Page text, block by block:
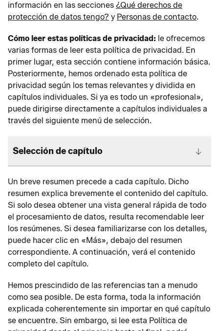
información en las secciones ¿Qué derechos de
protección de datos tengo? y Personas de contacto.
Cómo leer estas políticas de privacidad: le ofrecemos
varias formas de leer esta política de privacidad. En
primer lugar, esta sección contiene información básica.
Posteriormente, hemos ordenado esta política de
privacidad según los temas relevantes y dividida en
capítulos individuales. Si ya es todo un «profesional»,
puede dirigirse directamente a capítulos individuales a
través del siguiente menú de selección.
Selección de capítulo
Un breve resumen precede a cada capítulo. Dicho
resumen explica brevemente el contenido del capítulo.
Si solo desea obtener una vista general rápida de todo
el procesamiento de datos, resulta recomendable leer
los resúmenes. Si desea familiarizarse con los detalles,
puede hacer clic en «Más», debajo del resumen
correspondiente. A continuación, verá el contenido
completo del capítulo.
Hemos prescindido de las referencias tan a menudo
como sea posible. De esta forma, toda la información
explicada coherentemente sin importar en qué capítulo
se encuentre. Sin embargo, si lee esta Política de